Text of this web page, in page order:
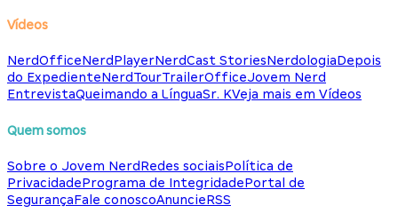
Vídeos
NerdOfficeNerdPlayerNerdCast StoriesNerdologiaDepois
do ExpedienteNerdTourTrailerOfficeJovem Nerd
EntrevistaQueimando a LínguaSr. KVeja mais em Vídeos
Quem somos
Sobre o Jovem NerdRedes sociaisPolítica de
PrivacidadePrograma de IntegridadePortal de
SegurançaFale conoscoAnuncieRSS